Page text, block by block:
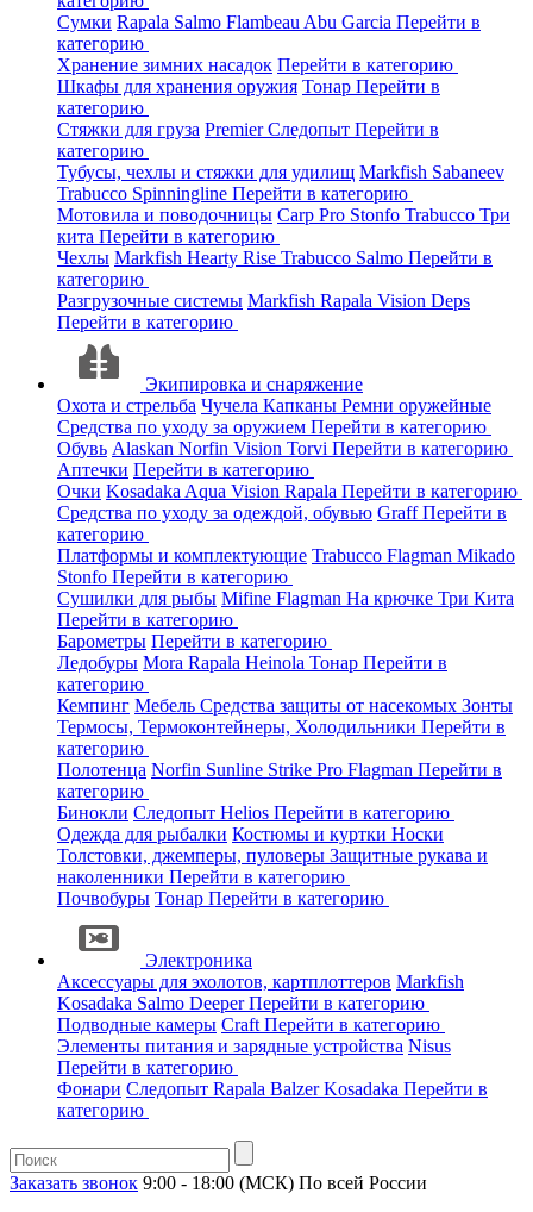
Сумки Rapala Salmo Flambeau Abu Garcia Перейти в
категорию
Хранение зимних насадок Перейти в категорию
Шкафы для хранения оружия Тонар Перейти в
категорию
Стяжки для груза PremierСледопыт Перейти в
категорию
Тубусы, чехлы и стяжки для удилищ Markfish Sabaneev
Trabucco Spinningline Перейти в категорию
Мотовила и поводочницы Carp Pro Stonfo Trabucco Три
кита Перейти в категорию
Чехлы Markfish Hearty Rise Trabucco Salmo Перейти в
категорию
Разгрузочные системы Markfish Rapala Vision Deps
Перейти в категорию
Экипировка и снаряжение
Охота и стрельба Чучела Капканы Ремни оружейные
Средства по уходу за оружием Перейти в категорию
Обувь Alaskan Norfin Vision Torvi Перейти в категорию
Аптечки Перейти в категорию
Очки Kosadaka Aqua Vision Rapala Перейти в категорию
Средства по уходу за одеждой, обувью GraffПерейти в
категорию
Платформы и комплектующие Trabucco Flagman Mikado
Stonfo Перейти в категорию
Сушилки для рыбы Mifine Flagman На крючке Три Кита
Перейти в категорию
Барометры Перейти в категорию
Ледобуры Mora Rapala Heinola Тонар Перейти в
категорию
Кемпинг Мебель Средства защиты от насекомых Зонты
Термосы, Термоконтейнеры, Холодильники Перейти в
категорию
Полотенца Norfin Sunline Strike Pro Flagman Перейти в
категорию
Бинокли Следопыт Helios Перейти в категорию
Одежда для рыбалки Костюмы и куртки Носки
Толстовки, джемперы, пуловеры Защитные рукава и
наколенники Перейти в категорию
Почвобуры Тонар Перейти в категорию
Электроника
Аксессуары для эхолотов, картплоттеров Markfish
Kosadaka Salmo DeeperПерейти в категорию
Подводные камеры Craft Перейти в категорию
Элементы питания и зарядные устройства Nisus
Перейти в категорию
Фонари Следопыт Rapala BalzerKosadaka Перейти в
категорию
Заказать звонок 9:00 - 18:00 (МСК) По всей России